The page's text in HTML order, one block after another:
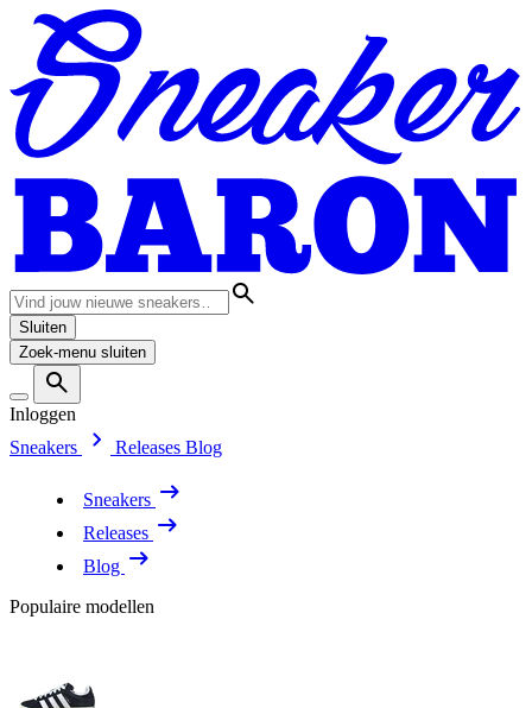
Sluiten
Zoek-menu sluiten
Inloggen
Sneakers
Releases Blog
Sneakers
Releases
Blog
Populaire modellen